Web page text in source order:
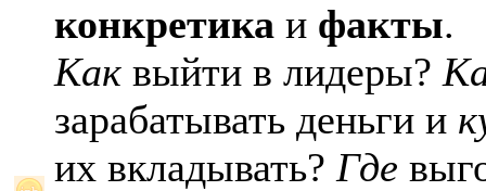
конкретика и факты.
Как выйти в лидеры?
зарабатывать деньги и
их вкладывать? Где